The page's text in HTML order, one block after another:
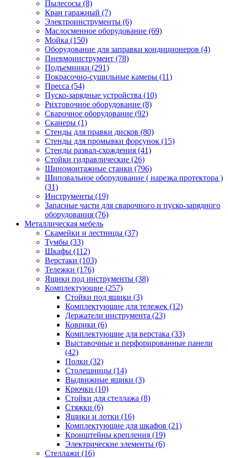
Пылесосы (8)
Кран гаражный (7)
Электроинструменты (6)
Маслосменное оборудование (69)
Мойка (150)
Оборудование для заправки кондиционеров (4)
Пневмоинструмент (78)
Подъемники (291)
Покрасочно-сушильные камеры (11)
Пресса (54)
Пуско-зарядные устройства (10)
Рихтовочное оборудование (8)
Сварочное оборудование (92)
Сканеры (1)
Стенды для правки дисков (80)
Стенды для промывки форсунок (15)
Стенды развал-схождения (41)
Стойки гидравлические (26)
Шиномонтажные станки (796)
Шиповальное оборудование ( нарезка протектора )
(31)
Инструменты (19)
Запасные части для сварочного и пуско-зарядного
оборудования (76)
Металлическая мебель
Скамейки и лестницы (37)
Тумбы (33)
Шкафы (112)
Верстаки (103)
Тележки (176)
Ящики под инструменты (38)
Комплектующие (257)
Стойки под ящики (3)
Комплектующие для тележек (12)
Держатели инструмента (23)
Коврики (6)
Комплектующие для верстака (33)
Выставочные и перфорированные панели
(42)
Полки (32)
Столешницы (14)
Выдвижные ящики (3)
Крючки (10)
Стойки для стеллажа (8)
Стяжки (6)
Ящики и лотки (16)
Комплектующие для шкафов (21)
Кронштейны крепления (19)
Электрические элементы (6)
Стеллажи (16)